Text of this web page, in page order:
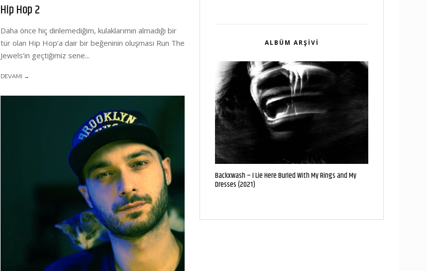
Hip Hop 2
Daha önce hiç dinlemediğim, kulaklarımın almadığı bir
tür olan Hip Hop‘a dair bir beğeninin oluşması Run The
Jewels‘in geçtiğimiz sene...
DEVAMI →
ALBÜM ARŞIVI
Backxwash – I Lie Here Buried With My Rings and My
Dresses (2021)